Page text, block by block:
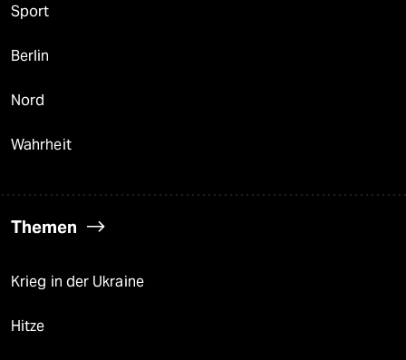
Sport
Berlin
Nord
Wahrheit
Themen
Krieg in der Ukraine
Hitze